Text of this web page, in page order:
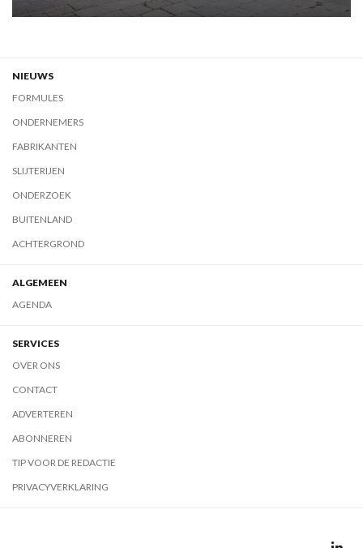
NIEUWS
FORMULES
ONDERNEMERS
FABRIKANTEN
SLIJTERIJEN
ONDERZOEK
BUITENLAND
ACHTERGROND
ALGEMEEN
AGENDA
SERVICES
OVER ONS
CONTACT
ADVERTEREN
ABONNEREN
TIP VOOR DE REDACTIE
PRIVACYVERKLARING